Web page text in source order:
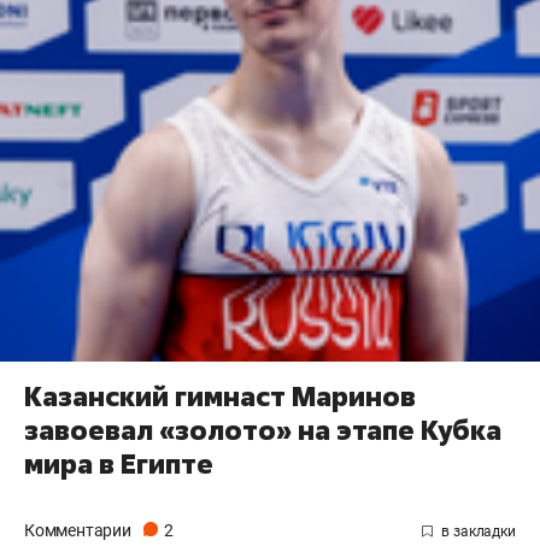
Казанский гимнаст Маринов
завоевал «золото» на этапе Кубка
мира в Египте
Комментарии 2